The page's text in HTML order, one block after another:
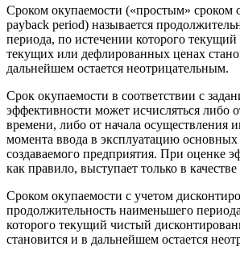
Сроком окупаемости («простым» сроком
payback period) называется
периода, по истечении которого
текущих или дефлированных ценах
дальнейшем остается неотрицательным.
Срок окупаемости в соответствии с
эффективности может исчисляться либо
времени, либо от начала осуществления
момента ввода в эксплуатацию
создаваемого предприятия. При оценке
как правило, выступает только в
Сроком окупаемости с учетом
продолжительность наименьшего
которого текущий чистый
становится и в дальнейшем остается